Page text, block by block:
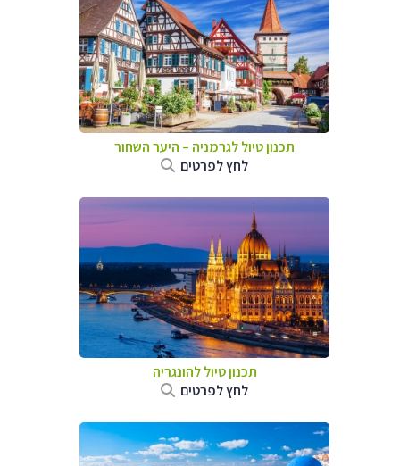
תכנון טיול לגרמניה – היער השחור
לחץ לפרטים
תכנון טיול להונגריה
לחץ לפרטים